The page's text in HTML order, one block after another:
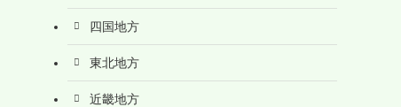
四国地方
東北地方
近畿地方